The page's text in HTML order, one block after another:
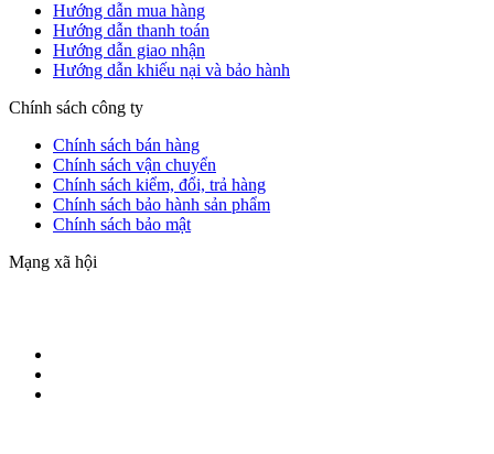
Hướng dẫn mua hàng
Hướng dẫn thanh toán
Hướng dẫn giao nhận
Hướng dẫn khiếu nại và bảo hành
Chính sách công ty
Chính sách bán hàng
Chính sách vận chuyển
Chính sách kiểm, đổi, trả hàng
Chính sách bảo hành sản phẩm
Chính sách bảo mật
Mạng xã hội